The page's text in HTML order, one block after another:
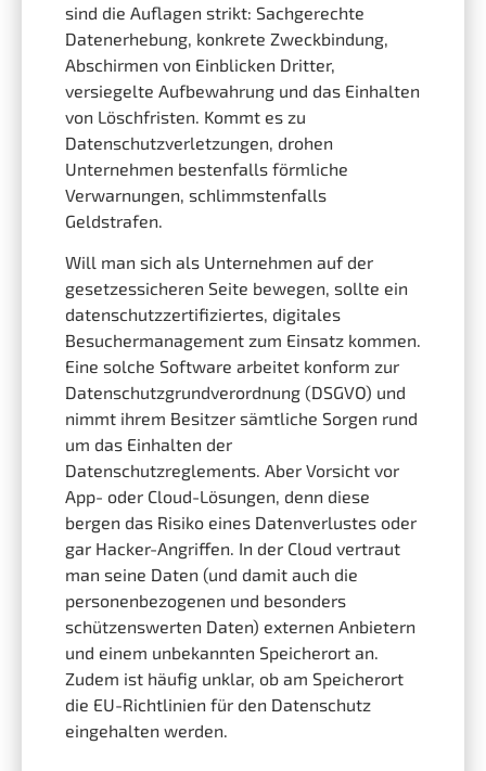
sind die Auflagen strikt: Sachgerechte
Datenerhebung, konkrete Zweckbindung,
Abschirmen von Einblicken Dritter,
versiegelte Aufbewahrung und das Einhalten
von Löschfristen. Kommt es zu
Datenschutzverletzungen, drohen
Unternehmen bestenfalls förmliche
Verwarnungen, schlimmstenfalls
Geldstrafen.
Will man sich als Unternehmen auf der
gesetzessicheren Seite bewegen, sollte ein
datenschutzzertifiziertes, digitales
Besuchermanagement zum Einsatz kommen.
Eine solche Software arbeitet konform zur
Datenschutzgrundverordnung (DSGVO) und
nimmt ihrem Besitzer sämtliche Sorgen rund
um das Einhalten der
Datenschutzreglements. Aber Vorsicht vor
App- oder Cloud-Lösungen, denn diese
bergen das Risiko eines Datenverlustes oder
gar Hacker-Angriffen. In der Cloud vertraut
man seine Daten (und damit auch die
personenbezogenen und besonders
schützenswerten Daten) externen Anbietern
und einem unbekannten Speicherort an.
Zudem ist häufig unklar, ob am Speicherort
die EU-Richtlinien für den Datenschutz
eingehalten werden.